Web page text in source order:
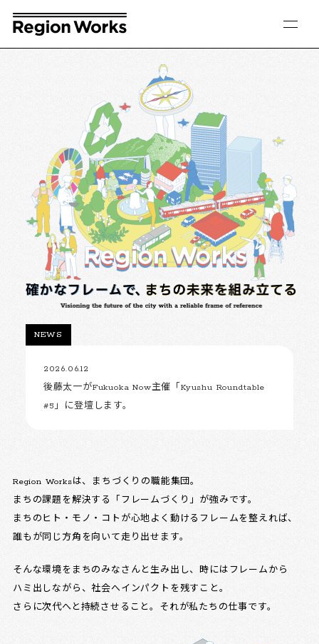
NEWS
2026.06.12
後藤太一がFukuoka Now主催「Kyushu Roundtable
#5」に登壇します。
Region Worksは、まちづくりの職能集団。
まちの課題を解決する「フレームづくり」が強みです。
まちのヒト・モノ・コトが心地よく動けるフレームを整えれば、
誰もが同じ方角を向いて走り出せます。
そんな環境をまちのみなさんと生み出し、時にはフレームから
ハミ出しながら、社会へインパクトを残すこと。
さらに次代へと持続させること。それが私たちの仕事です。